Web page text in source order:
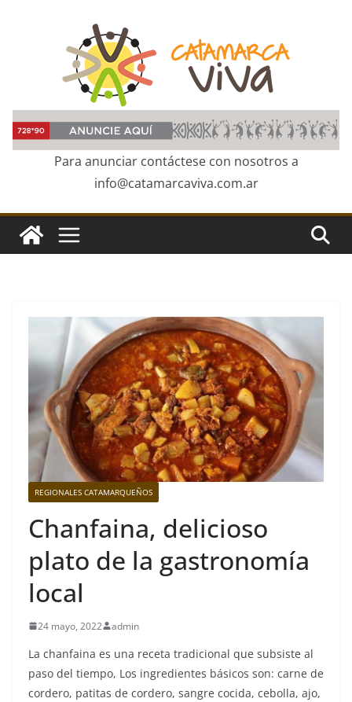
Para anunciar contáctese con nosotros a
info@catamarcaviva.com.ar
REGIONALES CATAMARQUEÑOS
Chanfaina, delicioso
plato de la gastronomía
local
24 mayo, 2022 admin
La chanfaina es una receta tradicional que subsiste al
paso del tiempo, Los ingredientes básicos son: carne de
cordero, patitas de cordero, sangre cocida, cebolla, ajo,